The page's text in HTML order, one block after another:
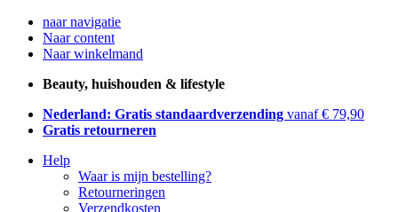
naar navigatie
Naar content
Naar winkelmand
Beauty, huishouden & lifestyle
Nederland: Gratis standaardverzending vanaf € 79,90
Gratis retourneren
Help
Waar is mijn bestelling?
Retourneringen
Verzendkosten